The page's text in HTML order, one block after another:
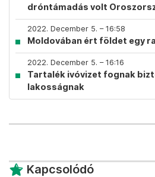
dróntámadás volt
2022. December 5. – 16:58
Moldovában ért földet egy
2022. December 5. – 16:16
Tartalék ivóvizet fognak
lakosságnak
Kapcsolódó